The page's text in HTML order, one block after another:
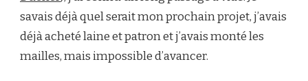
LE
AUGUSTE
savais déjà quel serait mon prochain projet, j’avais
déjà acheté laine et patron et j’avais monté les
mailles, mais impossible d’avancer.